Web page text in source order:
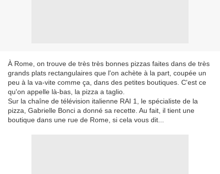
À Rome, on trouve de très très bonnes pizzas faites dans de très
grands plats rectangulaires que l'on achète à la part, coupée un
peu à la va-vite comme ça, dans des petites boutiques. C'est ce
qu'on appelle là-bas, la pizza a taglio.
Sur la chaîne de télévision italienne RAI 1, le spécialiste de la
pizza, Gabrielle Bonci a donné sa recette. Au fait, il tient une
boutique dans une rue de Rome, si cela vous dit...